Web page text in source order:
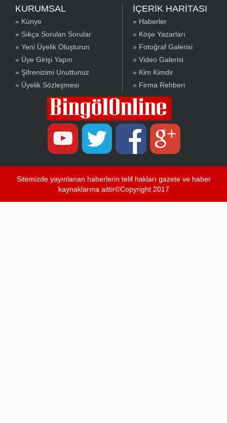
KURUMSAL
» Künye
» Sıkça Sorulan Sorular
» Yeni Üyelik Oluşturun
» Üye Girişi Yapın
» Şifrenizimi Unuttunuz
» Üyelik Sözleşmesi
İÇERİK HARİTASI
» Haberler
» Köşe Yazarları
» Fotoğraf Galerisi
» Video Galerisi
» Kim Kimdir
» Firma Rehberi
Sitemizde yayınlanan haberlerin telif hakları gazete ve haber
kaynaklarına aittir©Copyright 2017